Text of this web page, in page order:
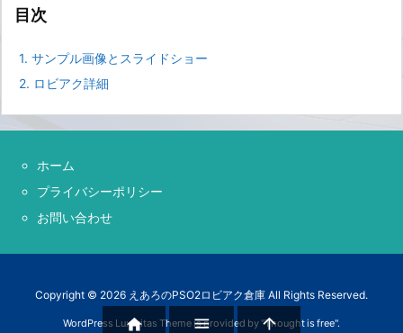
目次
1. サンプル画像とスライドショー
2. ロビアク詳細
ホーム
プライバシーポリシー
お問い合わせ
Copyright © 2026 えあろのPSO2ロビアク倉庫 All Rights Reserved.
WordPress Luxeritas Theme is provided by "Thought is free".
  